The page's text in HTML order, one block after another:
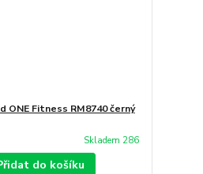
Fitness RM8740 černý
Skladem 286
do košíku